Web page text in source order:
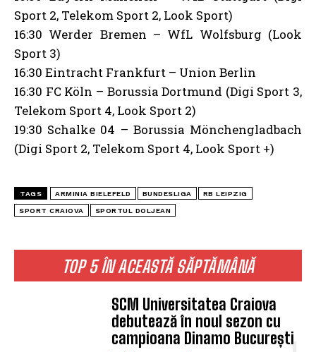
TOP 5 ÎN ACEASTĂ SĂPTĂMÂNĂ
SCM Universitatea Craiova
debutează în noul sezon cu
campioana Dinamo București
Sport 2, Telekom Sport 2, Look Sport)
16:30 Werder Bremen – WfL Wolfsburg (Look
Sport 3)
16:30 Eintracht Frankfurt – Union Berlin
16:30 FC Köln – Borussia Dortmund (Digi Sport 3,
Telekom Sport 4, Look Sport 2)
19:30 Schalke 04 – Borussia Mönchengladbach
(Digi Sport 2, Telekom Sport 4, Look Sport +)
TAGS ARMINIA BIELEFELD BUNDESLIGA RB LEIPZIG
SPORT CRAIOVA SPORTUL DOLJEAN